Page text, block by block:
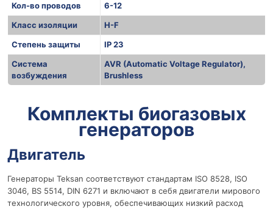
Кол-во проводов
6-12
Класс изоляции
H-F
Степень защиты
IP 23
Система
возбуждения
AVR (Automatic Voltage Regulator),
Brushless
Комплекты биогазовых
генераторов
Двигатель
Генераторы Teksan соответствуют стандартам ISO 8528, ISO
3046, BS 5514, DIN 6271 и включают в себя двигатели мирового
технологического уровня, обеспечивающих низкий расход